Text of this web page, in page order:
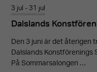
3 jul - 31 jul
Dalslands
Den 3 juni är det återigen
Dalslands
På Sommarsalongen …